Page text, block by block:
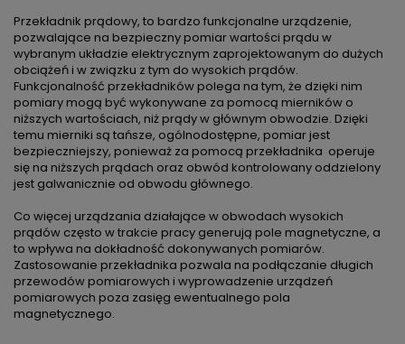
Przekładnik prądowy, to bardzo funkcjonalne urządzenie,
pozwalające na bezpieczny pomiar wartości prądu w
wybranym układzie elektrycznym zaprojektowanym do dużych
obciążeń i w związku z tym do wysokich prądów.
Funkcjonalność przekładników polega na tym, że dzięki nim
pomiary mogą być wykonywane za pomocą mierników o
niższych wartościach, niż prądy w głównym obwodzie. Dzięki
temu mierniki są tańsze, ogólnodostępne, pomiar jest
bezpieczniejszy, ponieważ za pomocą przekładnika operuje
się na niższych prądach oraz obwód kontrolowany oddzielony
jest galwanicznie od obwodu głównego.
Co więcej urządzania działające w obwodach wysokich
prądów często w trakcie pracy generują pole magnetyczne, a
to wpływa na dokładność dokonywanych pomiarów.
Zastosowanie przekładnika pozwala na podłączanie długich
przewodów pomiarowych i wyprowadzenie urządzeń
pomiarowych poza zasięg ewentualnego pola
magnetycznego.